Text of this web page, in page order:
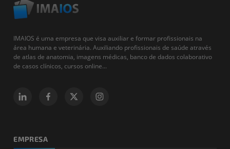
IMAIOS é uma empresa que visa auxiliar e formar profissionais na
área humana e veterinária. Auxiliando profissionais de saúde através
de atlas de anatomia, imagens médicas, banco de dados colaborativo
de casos clínicos, cursos online...
EMPRESA